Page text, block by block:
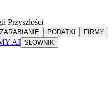
Przyszłości
ZARABIANIE PODATKI
FIRMY
AI SŁOWNIK